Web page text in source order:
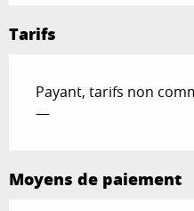
Tarifs
Payant, tarifs non
—
Moyens de paiement